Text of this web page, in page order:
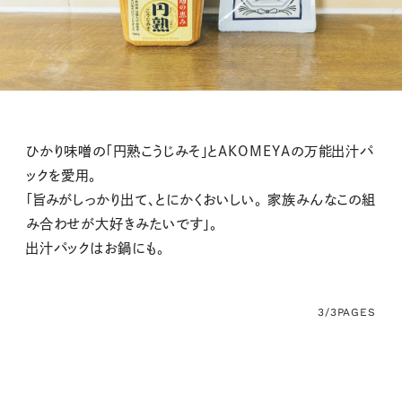
ひかり味噌の「円熟こうじみそ」とAKOMEYAの万能出汁パ
ックを愛用。
「旨みがしっかり出て、とにかくおいしい。 家族みんなこの組
み合わせが大好きみたいです」。
出汁パックはお鍋にも。
3/3PAGES